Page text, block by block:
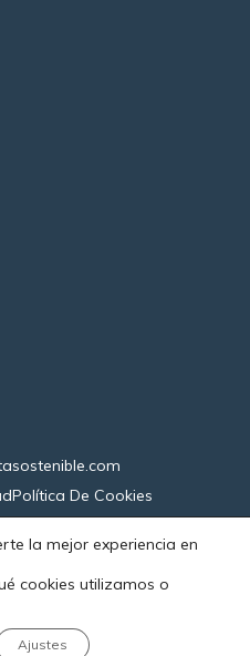
Política De Cookies
la mejor experiencia en
cookies utilizamos o
Ajustes